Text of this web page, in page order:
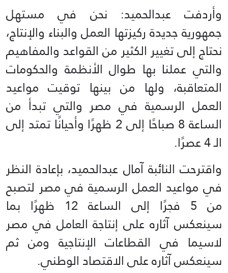
وأردفت عبدالحميد: نحن في مستهل
جمهورية جديدة ركيزتها العمل والبناء والإنتاج،
نحتاج إلى تغيير الكثير من القواعد والمفاهيم
والتي عملنا بها طوال الأنظمة والحكومات
المتعاقبة، ولها من بينها توقيت مواعيد
العمل الرسمية في مصر والتي تبدأ من
الساعة 8 صباحًا إلى 2 ظهرًا وأحيانًا تمتد إلى
الـ 4 عصرًا.
واقترحت النائبة آمال عبدالحميد، بإعادة النظر
في مواعيد العمل الرسمية في مصر لتصبح
من 5 فجرًا إلى الساعة 12 ظهرًا بما
سينعكس آثاره على إنتاجة العامل في مصر
لاسيما في القطاعات الإنتاجية ومن ثم
سينعكس آثاره على الاقتصاد الوطني.